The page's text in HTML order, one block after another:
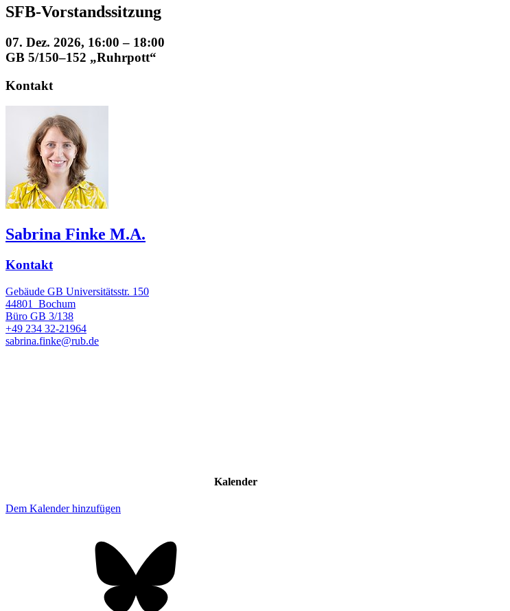
SFB-Vorstandssitzung
07. Dez. 2026, 16:00 – 18:00
GB 5/150–152 „Ruhrpott“
Kontakt
Sabrina Finke M.A.
Kontakt
Gebäude GB Universitätsstr. 150
44801
Bochum
Büro GB 3/138
+49 234 32-21964
sabrina.finke@rub.de
Kalender
Dem Kalender hinzufügen